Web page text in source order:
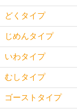
どくタイプ
じめんタイプ
いわタイプ
むしタイプ
ゴーストタイプ